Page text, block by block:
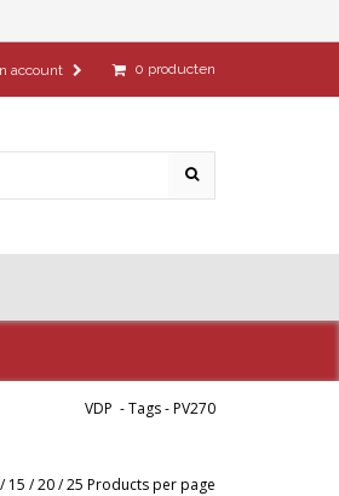
0 producten
account
VDP -Tags-PV270
/15 /20/25 Products per page